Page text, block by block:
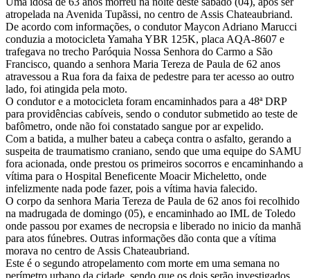
atropelada na Avenida Tupãssi, no centro de Assis Chateaubriand.
De acordo com informações, o condutor Maycon Adriano Marucci
conduzia a motocicleta Yamaha YBR 125K, placa AQA-8607 e
trafegava no trecho Paróquia Nossa Senhora do Carmo a São
Francisco, quando a senhora Maria Tereza de Paula de 62 anos
atravessou a Rua fora da faixa de pedestre para ter acesso ao outro
lado, foi atingida pela moto.
O condutor e a motocicleta foram encaminhados para a 48ª DRP
para providências cabíveis, sendo o condutor submetido ao teste de
bafômetro, onde não foi constatado sangue por ar expelido.
Com a batida, a mulher bateu a cabeça contra o asfalto, gerando a
suspeita de traumatismo craniano, sendo que uma equipe do SAMU
fora acionada, onde prestou os primeiros socorros e encaminhando a
vítima para o Hospital Beneficente Moacir Micheletto, onde
infelizmente nada pode fazer, pois a vítima havia falecido.
O corpo da senhora Maria Tereza de Paula de 62 anos foi recolhido
na madrugada de domingo (05), e encaminhado ao IML de Toledo
onde passou por exames de necropsia e liberado no inicio da manhã
para atos fúnebres. Outras informações dão conta que a vítima
morava no centro de Assis Chateaubriand.
Este é o segundo atropelamento com morte em uma semana no
perímetro urbano da cidade, sendo que os dois serão investigados